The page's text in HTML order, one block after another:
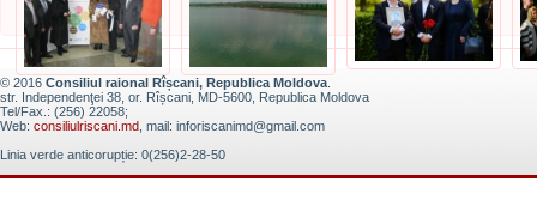
© 2016 Consiliul raional Rîșcani, Republica Moldova
str. Independenţei 38, or. Rîșcani, MD-5600, Republica Moldova
Tel/Fax.: (256) 22058;
Web: consiliulriscani.md , mail: inforiscanimd@gmail.com
Linia verde anticorupție: 0(256)2-28-50